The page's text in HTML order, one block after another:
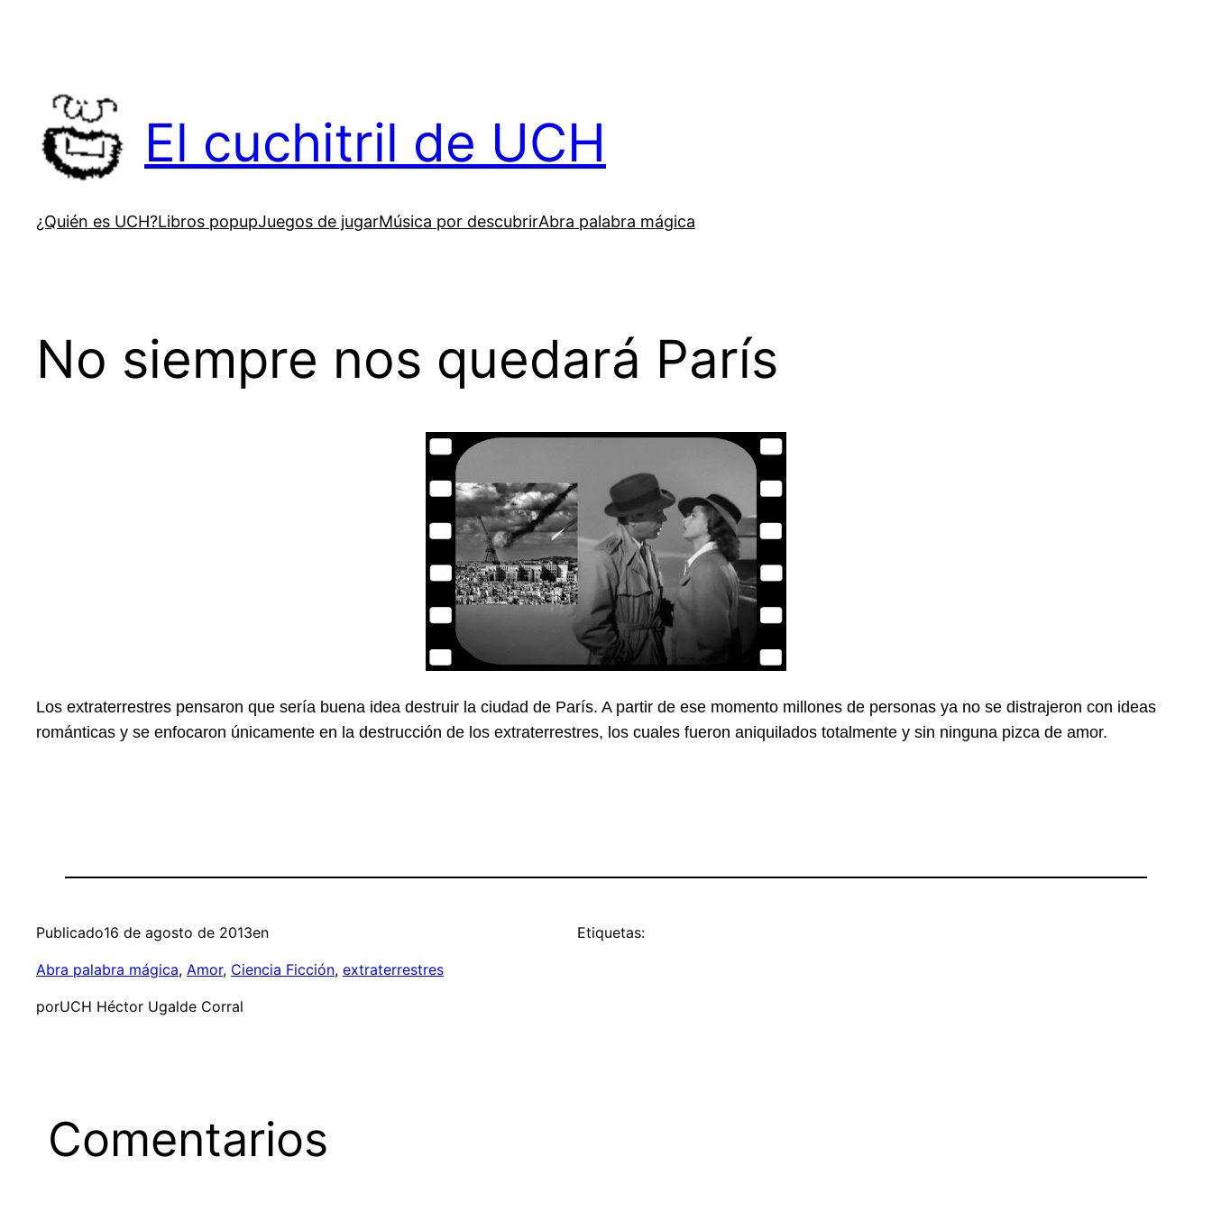
El cuchitril de UCH
¿Quién es UCH?Libros popupJuegos de jugarMúsica por descubrirAbra palabra mágica
No siempre nos quedará París
Los extraterrestres pensaron que sería buena idea destruir la ciudad de París. A partir de ese momento millones de personas ya no se distrajeron con ideas
románticas y se enfocaron únicamente en la destrucción de los extraterrestres, los cuales fueron aniquilados totalmente y sin ninguna pizca de amor.
Publicado16 de agosto de 2013en
Abra palabra mágica, Amor, Ciencia Ficción, extraterrestres
porUCH Héctor Ugalde Corral
Etiquetas:
Comentarios